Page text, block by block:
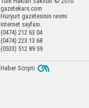
gazetekars.com
Hüryurt gazetesinin resmi
internet sayfası.
(0474) 212 63 04
(0474) 223 13 68
(0533) 512 89 59
Haber Scripti